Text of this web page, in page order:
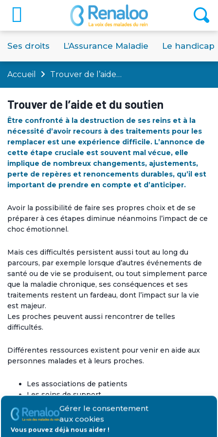
Gérer le consentement
aux cookies
Vous pouvez déjà nous aider !
Ses droits L’Assurance Maladie Le handicap
Accueil Trouver de l’aide…
Trouver de l’aide et du soutien
Être confronté à la destruction de ses reins et à la
nécessité d’avoir recours à des traitements pour les
remplacer est une expérience difficile. L’annonce de
cette étape cruciale est souvent mal vécue, elle
implique de nombreux changements, ajustements,
perte de repères et renoncements durables, qu’il est
important de prendre en compte et d’anticiper.
Avoir la possibilité de faire ses propres choix et de se
préparer à ces étapes diminue néanmoins l’impact de ce
choc émotionnel.
Mais ces difficultés persistent aussi tout au long du
parcours, par exemple lorsque d’autres événements de
santé ou de vie se produisent, ou tout simplement parce
que la maladie chronique, ses conséquences et ses
traitements restent un fardeau, dont l’impact sur la vie
est majeur.
Les proches peuvent aussi rencontrer de telles
difficultés.
Différentes ressources existent pour venir en aide aux
personnes malades et à leurs proches.
Les associations de patients
Les soins de support
L’éducation thérapeutique du patient